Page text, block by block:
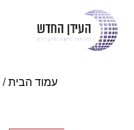
עמוד הבית/